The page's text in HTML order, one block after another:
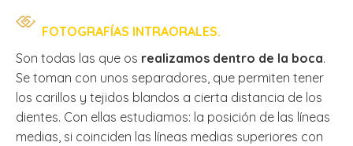
FOTOGRAFÍAS INTRAORALES.
Son todas las que os realizamos dentro de la boca.
Se toman con unos separadores, que permiten tener
los carillos y tejidos blandos a cierta distancia de los
dientes. Con ellas estudiamos: la posición de las líneas
medias, si coinciden las líneas medias superiores con